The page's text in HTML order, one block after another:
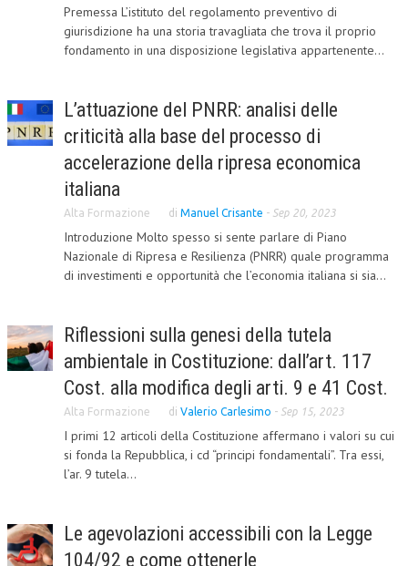
SICUREZZA SUL LAVORO
DIRITTO TRIBUTARIO
FISCALITÀ INTERNAZIONALE
TAX RISK MANAGEMENT
CRIMINOLOGIA TRIBUTARIA
CFC E PARADISI FISCALI
TRANSFER PRICING
AMMINISTRATIVA
TRIBUTARIA
GIURISPRUDENZA
EUROPEA
COSTITUZIONALE
TRIBUTARIA
Premessa L’istituto del regolamento preventivo di
giurisdizione ha una storia travagliata che trova il proprio
fondamento in una disposizione legislativa appartenente...
L’attuazione del PNRR: analisi delle
criticità alla base del processo di
accelerazione della ripresa economica
italiana
Alta Formazione di Manuel Crisante - Sep 20, 2023
Introduzione Molto spesso si sente parlare di Piano
Nazionale di Ripresa e Resilienza (PNRR) quale programma
di investimenti e opportunità che l’economia italiana si sia...
Riflessioni sulla genesi della tutela
ambientale in Costituzione: dall’art. 117
Cost. alla modifica degli arti. 9 e 41 Cost.
Alta Formazione di Valerio Carlesimo - Sep 15, 2023
I primi 12 articoli della Costituzione affermano i valori su cui
si fonda la Repubblica, i cd “principi fondamentali”. Tra essi,
l’ar. 9 tutela...
Le agevolazioni accessibili con la Legge
104/92 e come ottenerle